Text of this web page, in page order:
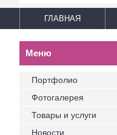
ГЛАВНАЯ
Портфолио
Фотогалерея
Товары и услуги
Новости